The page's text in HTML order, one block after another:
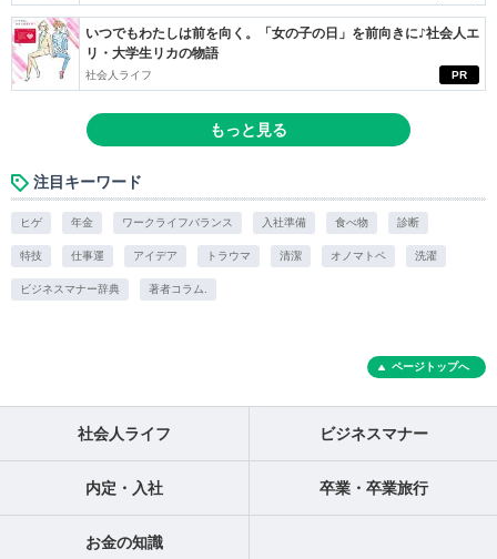
PR
いつでもわたしは前を向く。「女の子の日」を前向きに♪社会人エ
リ・大学生リカの物語
社会人ライフ
もっと見る
注目キーワード
ヒゲ 年金 ワークライフバランス 入社準備 食べ物 診断
特技 仕事運 アイデア トラウマ 清潔 オノマトペ 洗濯
ビジネスマナー辞典 著者コラム.
ページトップへ
社会人ライフ ビジネスマナー
内定・入社 卒業・卒業旅行
お金の知識